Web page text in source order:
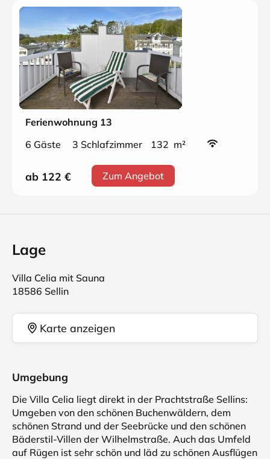
Ferienwohnung 13
6 Gäste
3 Schlafzimmer 132 m²
ab 122 € Zum Angebot
Lage
Villa Celia mit Sauna
18586 Sellin
Karte anzeigen
Umgebung
Die Villa Celia liegt direkt in der Prachtstraße Sellins:
Umgeben von den schönen Buchenwäldern, dem
schönen Strand und der Seebrücke und den schönen
Bäderstil-Villen der Wilhelmstraße. Auch das Umfeld
auf Rügen ist sehr schön und läd zu schönen Ausflügen